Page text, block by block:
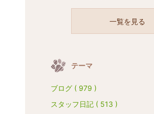
一覧を見る
テーマ
ブログ ( 979 )
スタッフ日記 ( 513 )